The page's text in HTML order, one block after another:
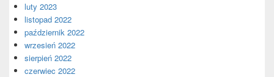
luty 2023
listopad 2022
październik 2022
wrzesień 2022
sierpień 2022
czerwiec 2022